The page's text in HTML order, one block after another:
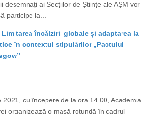
desemnați ai Secțiilor de Științe ale AȘM vor
participe la...
Limitarea încălzirii globale și adaptarea la
în contextul stipulărilor „Pactului
2021, cu începere de la ora 14.00, Academia
organizează o masă rotundă în cadrul